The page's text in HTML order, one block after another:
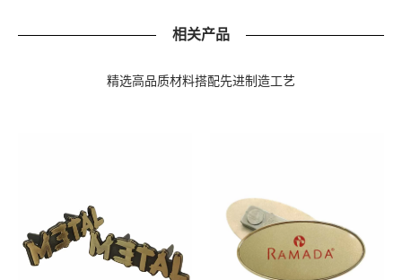
相关产品
精选高品质材料搭配先进制造工艺